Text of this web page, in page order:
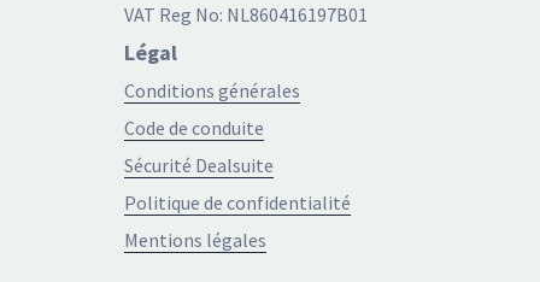
VAT Reg No: NL860416197B01
Légal
Conditions générales
Code de conduite
Sécurité Dealsuite
Politique de confidentialité
Mentions légales